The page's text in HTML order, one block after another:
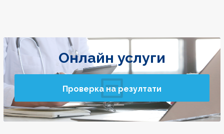
Онлайн услуги
Проверка на резултати